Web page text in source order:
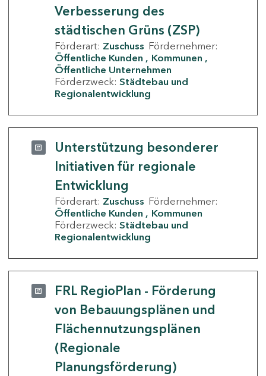
Verbesserung des
städtischen Grüns (ZSP)
Förderart: Zuschuss Fördernehmer:
Öffentliche Kunden
Kommunen
Öffentliche Unternehmen
Förderzweck: Städtebau und
Regionalentwicklung
Unterstützung besonderer
Initiativen für regionale
Entwicklung
Förderart: Zuschuss Fördernehmer:
Öffentliche Kunden
Kommunen
Förderzweck: Städtebau und
Regionalentwicklung
FRL RegioPlan - Förderung
von Bebauungsplänen und
Flächennutzungsplänen
(Regionale
Planungsförderung)